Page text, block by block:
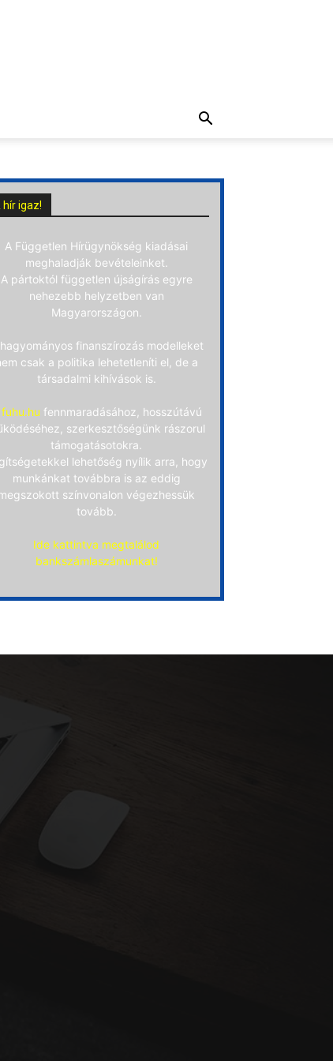
hír igaz!
A Független Hírügynökség kiadásai
meghaladják bevételeinket.
A pártoktól független újságírás egyre
nehezebb helyzetben van
Magyarországon.
finanszírozás modelleket
csak a politika lehetetleníti el, de a
társadalmi kihívások is.
fuhu.hu fennmaradásához, hosszútávú
szerkesztőségünk rászorul
támogatásotokra.
lehetőség nyílik arra, hogy
munkánkat továbbra is az eddig
színvonalon végezhessük
tovább.
Ide kattintva megtalálod
bankszámlaszámunkat!